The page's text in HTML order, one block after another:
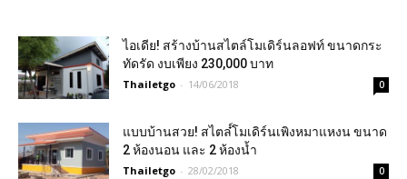
ไอเดีย! สร้างบ้านสไตล์โมเดิร์นลอฟท์ ขนาดกระ
ทัดรัด งบเพียง 230,000 บาท
Thailetgo - 14/06/2018 0
แบบบ้านสวย! สไตล๋์โมเดิร์นเพิงหมาแหงน ขนาด
2 ห้องนอน และ 2 ห้องน้ำ
Thailetgo - 28/02/2018 0